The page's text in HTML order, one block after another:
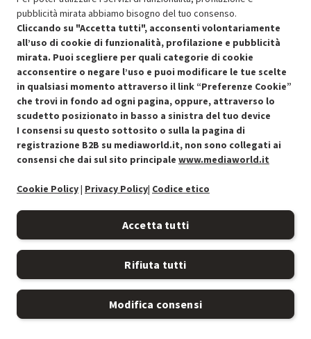
SCONTO RICONDIZIONATI
Approfitta dello sconto del 30% sul prodotto ricondizionato.
Condizioni generali di vendita Recedere dal contratto qui
pubblicità mirata abbiamo bisogno del tuo consenso.
Cliccando su "Accetta tutti", acconsenti volontariamente
all’uso di cookie di funzionalità, profilazione e pubblicità
mirata. Puoi scegliere per quali categorie di cookie
acconsentire o negare l’uso e puoi modificare le tue scelte
in qualsiasi momento attraverso il link “Preferenze Cookie”
che trovi in fondo ad ogni pagina, oppure, attraverso lo
scudetto posizionato in basso a sinistra del tuo device
I consensi su questo sottosito o sulla la pagina di
registrazione B2B su mediaworld.it, non sono collegati ai
consensi che dai sul sito principale www.mediaworld.it
Cookie Policy| Privacy Policy| Codice etico
Accetta tutti
Rifiuta tutti
Modifica consensi